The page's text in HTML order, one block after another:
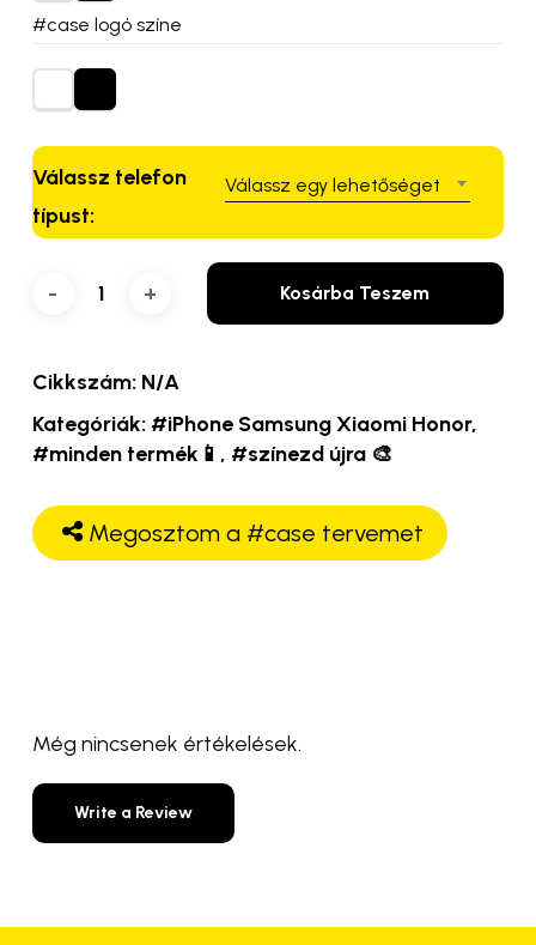
#case logó színe
Válassz telefon
típust:
Válassz egy lehetőséget
Kosárba Teszem
Cikkszám: N/A
Kategóriák: #iPhone Samsung Xiaomi Honor,
#minden termék📱 , #színezd újra 🎨
Megosztom a #case tervemet
Még nincsenek értékelések.
Write a Review